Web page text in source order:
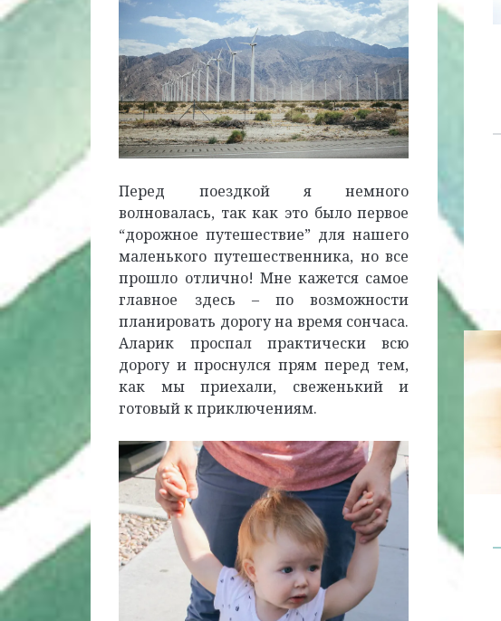
Перед поездкой я немного
волновалась, так как это было первое
“дорожное путешествие” для нашего
маленького путешественника, но все
прошло отлично! Мне кажется самое
главное здесь – по возможности
планировать дорогу на время сончаса.
Аларик проспал практически всю
дорогу и проснулся прям перед тем,
как мы приехали, свеженький и
готовый к приключениям.